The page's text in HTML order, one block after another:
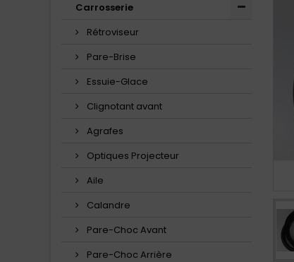
Carrosserie
Rétroviseur
Pare-Brise
Essuie-Glace
Clignotant avant
Agrafes
Optiques Projecteur
Aile
Calandre
Pare-Choc Avant
Pare-Choc Arrière